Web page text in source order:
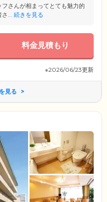
さんが相まってとても魅力的
... 続きを見る
料金見積もり
※2026/06/23更新
見る